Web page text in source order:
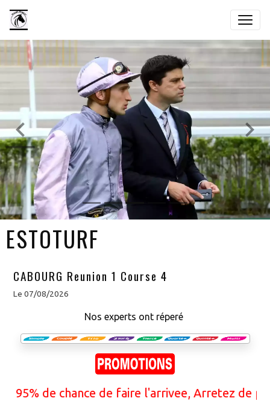
ESTOTURF
CABOURG Reunion 1 Course 4
Le 07/08/2026
Nos experts ont réperé
de chance de faire l'arrivee, Arretez de